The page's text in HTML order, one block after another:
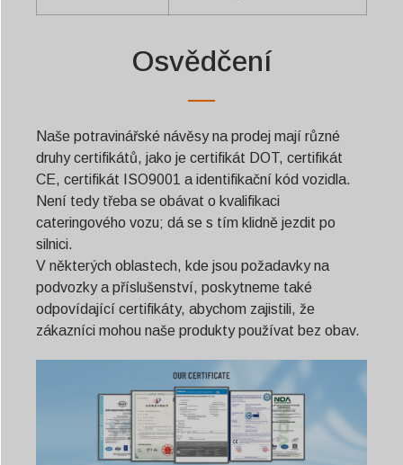
Osvědčení
Naše potravinářské návěsy na prodej mají různé
druhy certifikátů, jako je certifikát DOT, certifikát
CE, certifikát ISO9001 a identifikační kód vozidla.
Není tedy třeba se obávat o kvalifikaci
cateringového vozu; dá se s tím klidně jezdit po
silnici.
V některých oblastech, kde jsou požadavky na
podvozky a příslušenství, poskytneme také
odpovídající certifikáty, abychom zajistili, že
zákazníci mohou naše produkty používat bez obav.